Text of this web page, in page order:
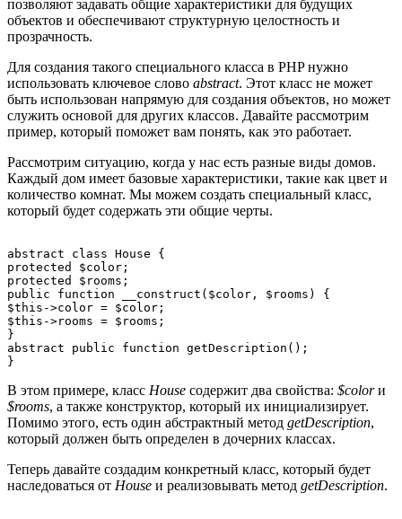
позволяют задавать общие характеристики для будущих
объектов и обеспечивают структурную целостность и
прозрачность.
Для создания такого специального класса в PHP нужно
использовать ключевое слово abstract. Этот класс не может
быть использован напрямую для создания объектов, но может
служить основой для других классов. Давайте рассмотрим
пример, который поможет вам понять, как это работает.
Рассмотрим ситуацию, когда у нас есть разные виды домов.
Каждый дом имеет базовые характеристики, такие как цвет и
количество комнат. Мы можем создать специальный класс,
который будет содержать эти общие черты.
abstract class House {
protected $color;
protected $rooms;
public function __construct($color, $rooms) {
$this->color = $color;
$this->rooms = $rooms;
}
abstract public function getDescription();
В этом примере, класс House содержит два свойства: $colorи
$rooms, а также конструктор, который их инициализирует.
Помимо этого, есть один абстрактный метод getDescription,
который должен быть определен в дочерних классах.
Теперь давайте создадим конкретный класс, который будет
наследоваться от House и реализовывать метод getDescription.